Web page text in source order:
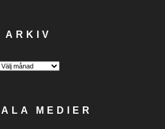
ARKIV
Arkiv
MEDIER